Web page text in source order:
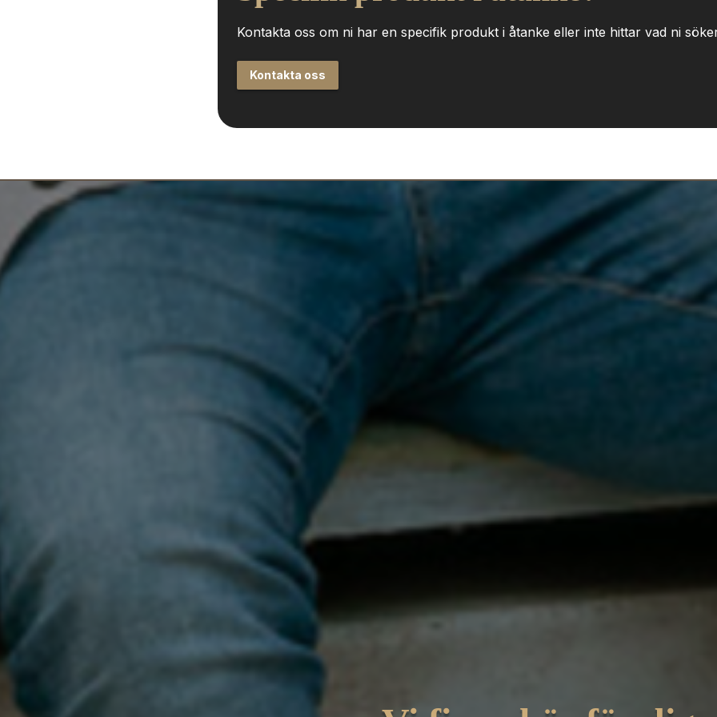
Kontakta oss om ni har en specifik produkt i åtanke eller inte hittar vad ni
Kontakta oss